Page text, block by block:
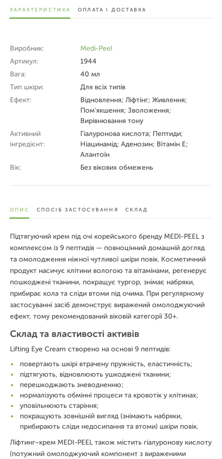
ХАРАКТЕРИСТИКА ОПЛАТА І ДОСТАВКА
Виробник:
Medi-Peel
Артикул:
1944
Вага:
40 мл
Тип шкіри:
Для всіх типів
Ефект:
Відновлення; Ліфтінг; Живлення;
Пом'якшення; Зволоження;
Вирівнювання тону
Активний
інгредієнт:
Гіалуронова кислота; Пептиди;
Ніацинамід; Аденозин; Вітамін Е;
Алантоїн
Вік:
Без вікових обмежень
ОПИС СПОСІБ ЗАСТОСУВАННЯ СКЛАД
Підтягуючий крем під очі корейського бренду MEDI-PEEL з
комплексом із 9 пептидів — повноцінний домашній догляд
та омолодження ніжної чутливої шкіри повік. Косметичний
продукт насичує клітини вологою та вітамінами, регенерує
пошкоджені тканини, покращує тургор, знімає набряки,
прибирає кола та сліди втоми під очима. При регулярному
застосуванні засіб демонструє виражений омолоджуючий
ефект, тому рекомендований віковій категорії 30+.
Склад та властивості активів
Lifting Eye Cream створено на основі 9 пептидів:
повертають шкірі втрачену пружність, еластичність;
підтягують, відновлюють ушкоджені тканини;
перешкоджають зневодненню;
нормалізують обмінні процеси та кровотік у клітинах;
уповільнюють старіння;
покращують зовнішній вигляд (знімають набряки,
прибирають сліди недосипання та втоми) шкіри повік.
Ліфтинг–крем MEDI-PEEL також містить гіалуронову кислоту
(потужний омолоджуючий компонент з вираженими